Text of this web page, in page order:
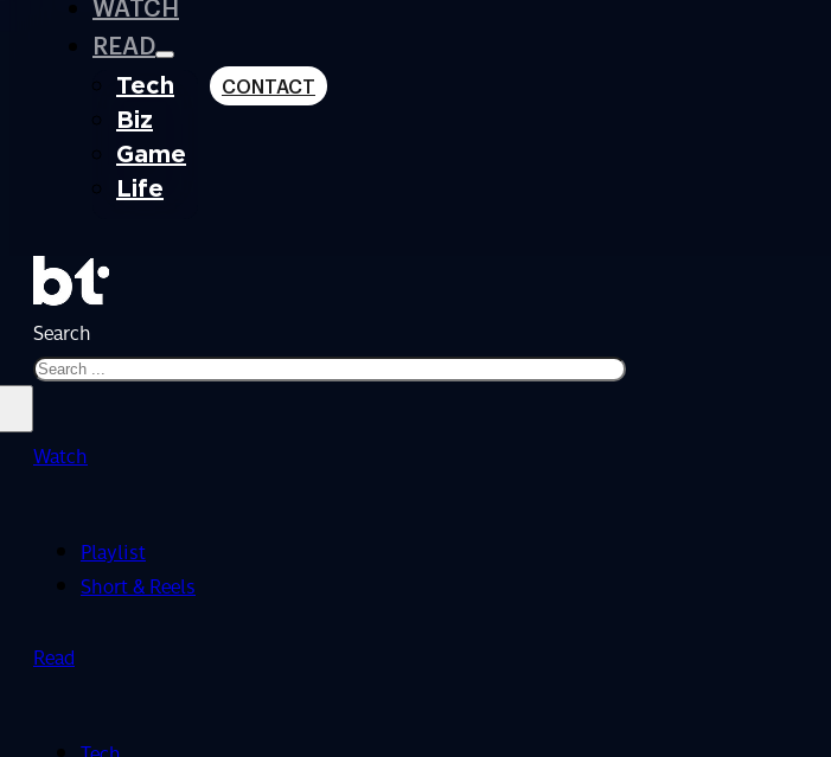
READ
Tech
Biz
Game
Life
CONTACT
Search
Watch
Playlist
Short & Reels
Read